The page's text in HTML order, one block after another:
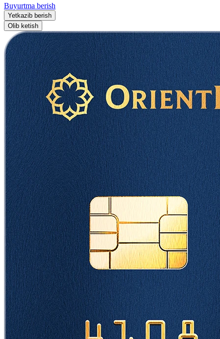
Buyurtma berish
Yetkazib berish
Olib ketish